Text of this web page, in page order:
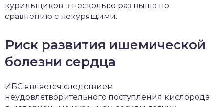
курильщиков в несколько раз выше по
сравнению с некурящими.
Риск развития ишемической
болезни сердца
ИБС является следствием
неудовлетворительного поступления кислорода